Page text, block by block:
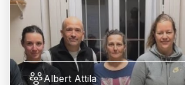
Albert Attila